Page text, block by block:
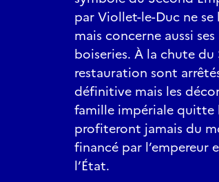
par Viollet-le-Duc ne
mais concerne aussi
boiseries. À la chute du
restauration sont
définitive mais les
famille impériale quitte
profiteront jamais du
financé par
l’État.